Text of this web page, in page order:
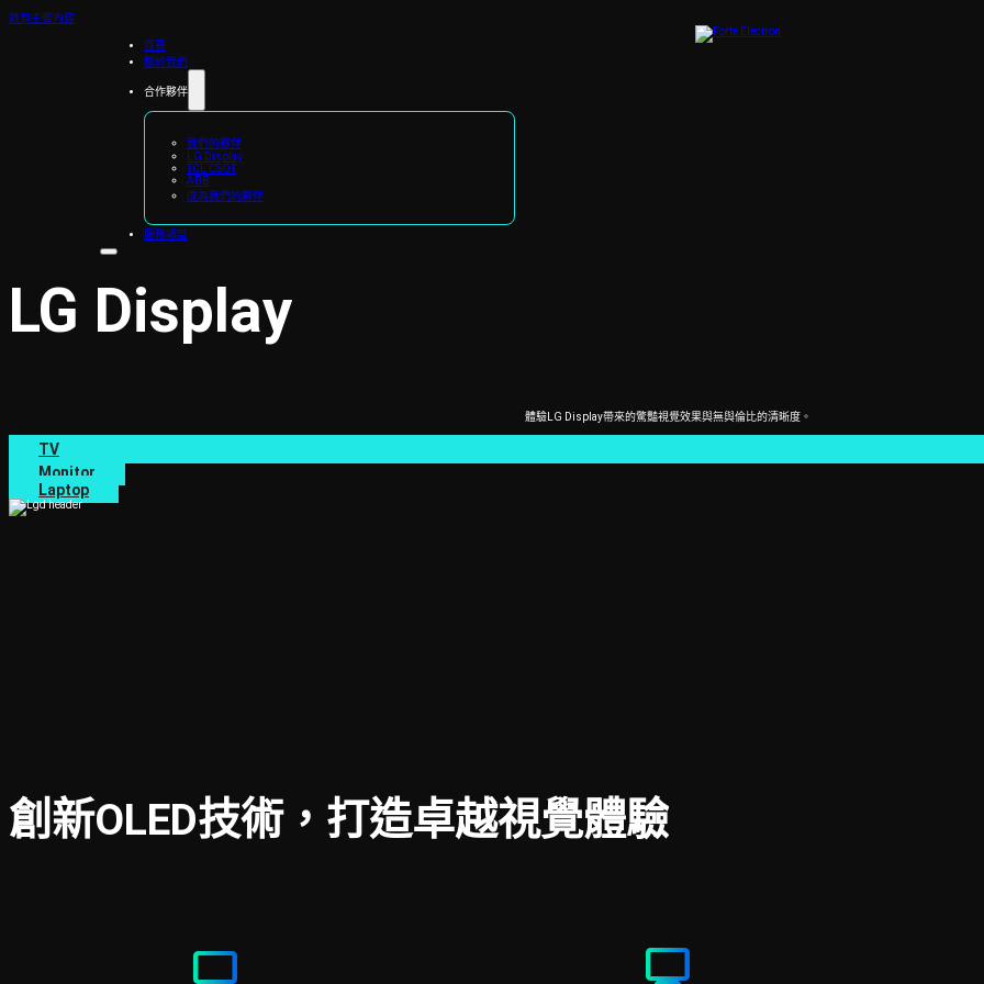
跳到主要內容
首頁
關於我們
合作夥伴
我們的夥伴
LG Display
TCL CSOT
ABB
成為我們的夥伴
服務項目
LG Display
體驗LG Display帶來的驚豔視覺效果與無與倫比的清晰度。
TV
Monitor
Laptop
創新OLED技術，打造卓越視覺體驗
tv_gen monitor